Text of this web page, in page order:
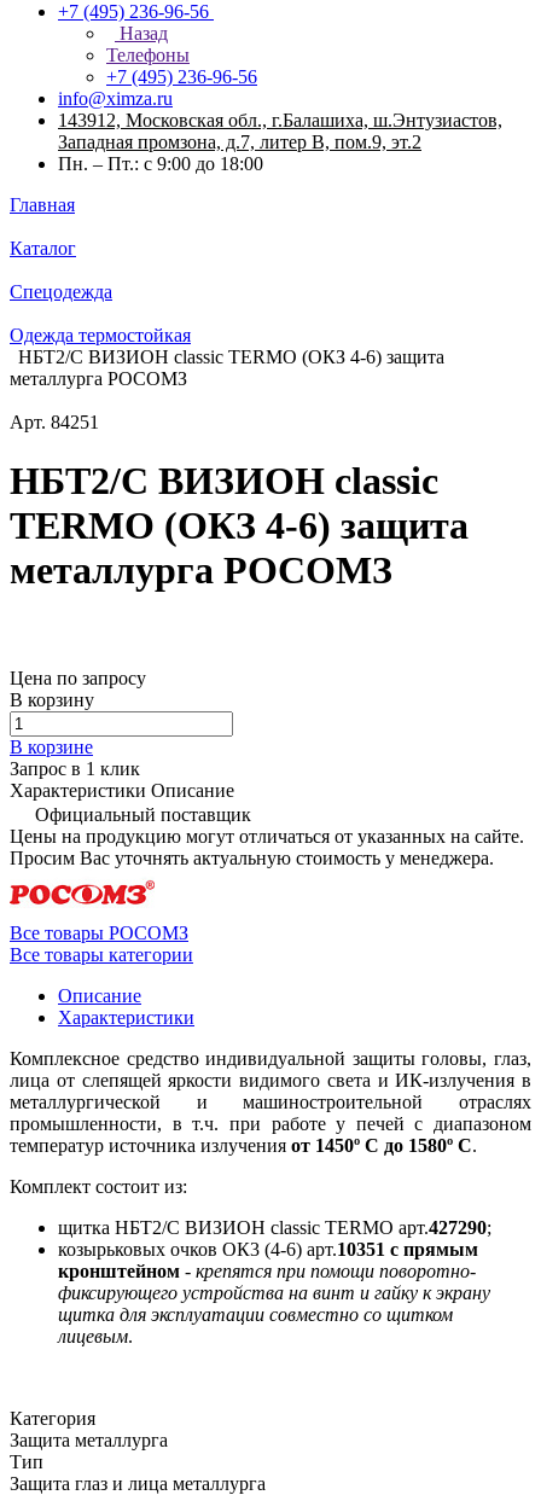
+7 (495) 236-96-56
Назад
Телефоны
+7 (495) 236-96-56
info@ximza.ru
143912, Московская обл., г.Балашиха, ш.Энтузиастов,
Западная промзона, д.7, литер В, пом.9, эт.2
Пн. – Пт.: с 9:00 до 18:00
Главная
Каталог
Спецодежда
Одежда термостойкая
НБТ2/С ВИЗИОН classic TERMO (ОКЗ 4-6) защита
металлурга РОСОМЗ
Арт. 84251
НБТ2/С ВИЗИОН classic
TERMO (ОКЗ 4-6) защита
металлурга РОСОМЗ
Цена по запросу
В корзину
В корзине
Запрос в 1 клик
Характеристики Описание
Официальный поставщик
Цены на продукцию могут отличаться от указанных на сайте.
Просим Вас уточнять актуальную стоимость у менеджера.
Все товары РОСОМЗ
Все товары категории
Описание
Характеристики
Комплексное средство индивидуальной защиты головы, глаз,
лица от слепящей яркости видимого света и ИК-излучения в
металлургической и машиностроительной отраслях
промышленности, в т.ч. при работе у печей с диапазоном
температур источника излучения от 1450º С до 1580º С.
Комплект состоит из:
щитка НБТ2/С ВИЗИОН classic TERMO арт.427290;
козырьковых очков ОК3 (4-6) арт.10351 с прямым
кронштейном - крепятся при помощи поворотно-
фиксирующего устройства на винт и гайку к экрану
щитка для эксплуатации совместно со щитком
лицевым.
Категория
Защита металлурга
Тип
Защита глаз и лица металлурга